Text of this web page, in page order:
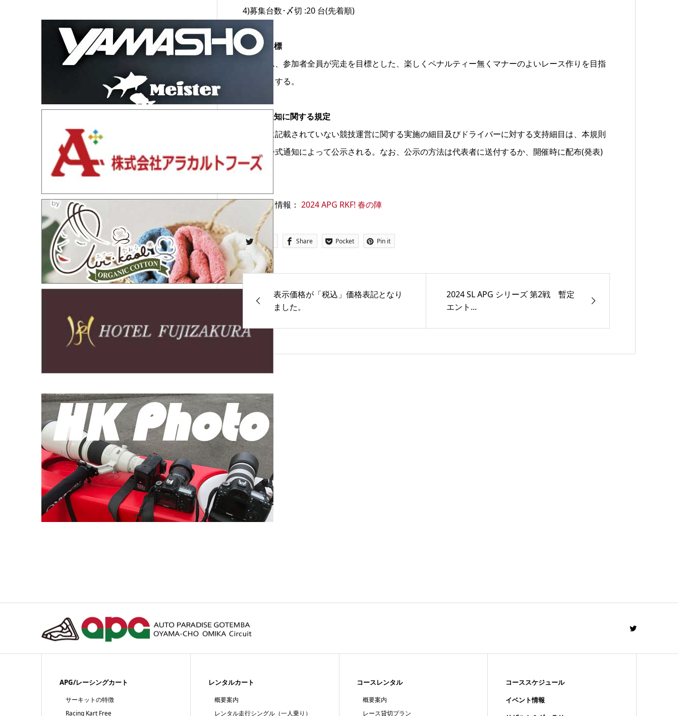
4)募集台数･〆切 :20 台(先着順)
2.大会目標
全チーム、参加者全員が完走を目標とした、楽しくペナルティー無くマナーのよいレース作りを目指
すものとする。
3.公式通知に関する規定
本規則に記載されていない競技運営に関する実施の細目及びドライバーに対する支持細目は、本規則
書及び公式通知によって公示される。なお、公示の方法は代表者に送付するか、開催時に配布(発表)
される。
イベント情報： 2024 APG RKF! 春の陣
Tweet Share Pocket Pin it
表示価格が「税込」価格表記となり
ました。
2024 SL APG シリーズ 第2戦 暫定
エント...
APG/レーシングカート
サーキットの特徴
Racing Kart Free
レンタルカート
概要案内
レンタル走行シングル（一人乗り）
コースレンタル
概要案内
レース貸切プラン
コーススケジュール
イベント情報